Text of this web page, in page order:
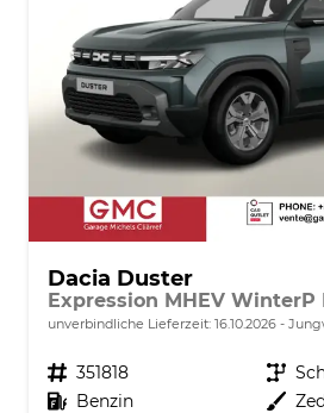
Dacia Duster
unverbindliche Lieferzeit: 16.10.2026
Fahrzeugnr. 351818 Getriebe
Kraftstoff Benzin Außenfarbe